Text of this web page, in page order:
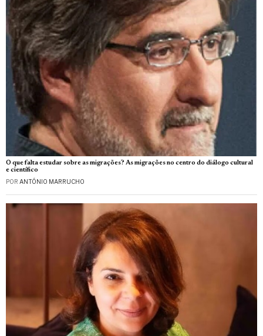
O que falta estudar sobre as migrações? As migrações no centro do diálogo cultural
e científico
POR ANTÓNIO MARRUCHO